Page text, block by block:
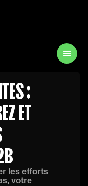
:
ET
les efforts
votre